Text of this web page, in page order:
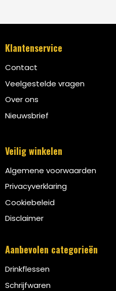
Klantenservice
Contact
Veelgestelde vragen
Over ons
Nieuwsbrief
Veilig winkelen
Algemene voorwaarden
Privacyverklaring
Cookiebeleid
Disclaimer
Aanbevolen categorieën
Drinkflessen
Schrijfwaren